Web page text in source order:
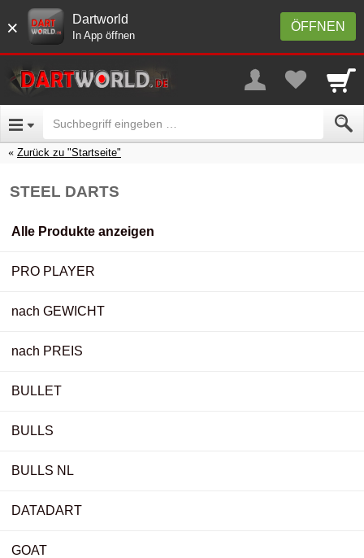
× ÖFFNEN
Dartworld
In App öffnen
Zurück zu "Startseite"
STEEL DARTS
Alle Produkte anzeigen
PRO PLAYER
nach GEWICHT
nach PREIS
BULLET
BULLS
BULLS NL
DATADART
GOAT